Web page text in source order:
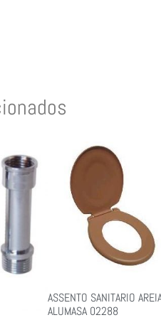
ASSENTO SANITARIO
ALUMASA 02288